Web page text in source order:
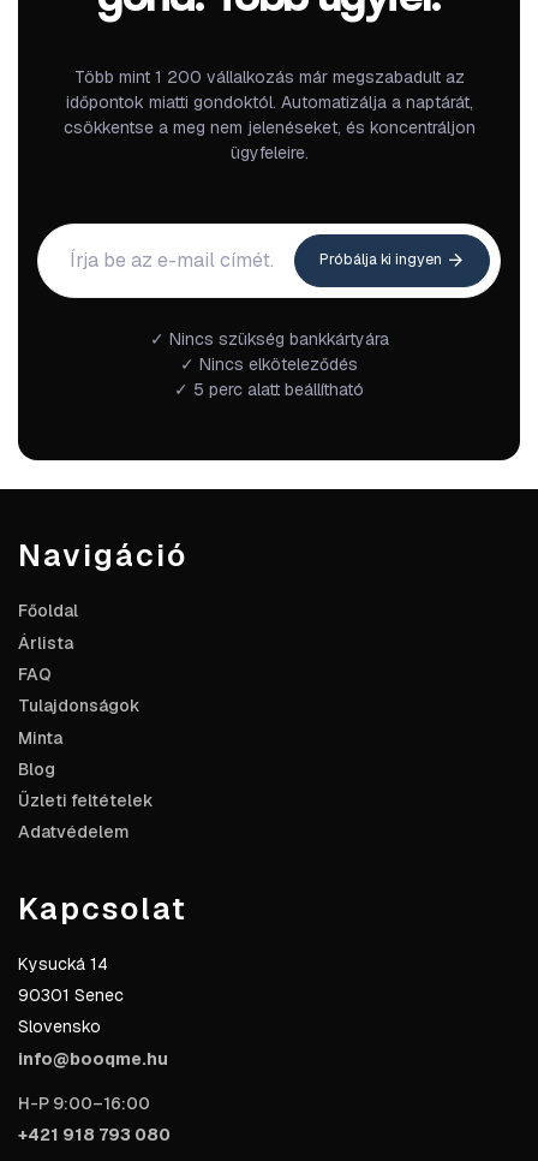
Több mint 1 200 vállalkozás már megszabadult az
időpontok miatti gondoktól. Automatizálja a naptárát,
csökkentse a meg nem jelenéseket, és koncentráljon
ügyfeleire.
Próbálja ki ingyen
✓ Nincs szükség bankkártyára
✓ Nincs elköteleződés
✓ 5 perc alatt beállítható
Navigáció
Főoldal
Árlista
FAQ
Tulajdonságok
Minta
Blog
Üzleti feltételek
Adatvédelem
Kapcsolat
Kysucká 14
90301 Senec
Slovensko
info@booqme.hu
H-P 9:00–16:00
+421 918 793 080